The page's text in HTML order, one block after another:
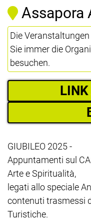
Assapora
Die
Sie immer die
besuchen.
LINK
GIUBILEO 2025 -
Appuntamenti sul
Arte e Spiritualità,
legati allo speciale
contenuti trasmessi
Turistiche.